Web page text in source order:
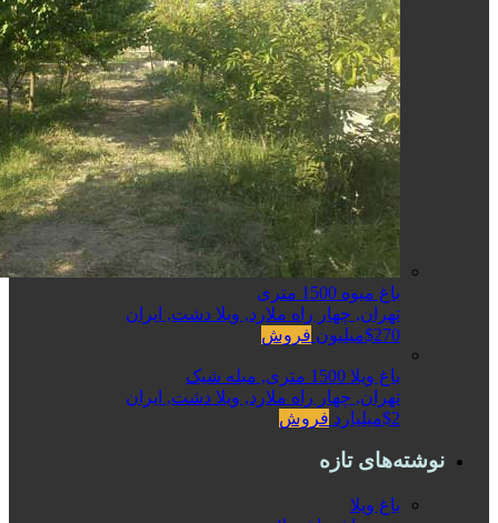
باغ میوه 1500 متری
تهران, چهار راه ملارد, ویلا دشت, ایران
$270میلیون
فروش
باغ ویلا 1500 متری, مبله شیک
تهران, چهار راه ملارد, ویلا دشت, ایران
$2میلیارد
فروش
نوشته‌های تازه
باغ ویلا